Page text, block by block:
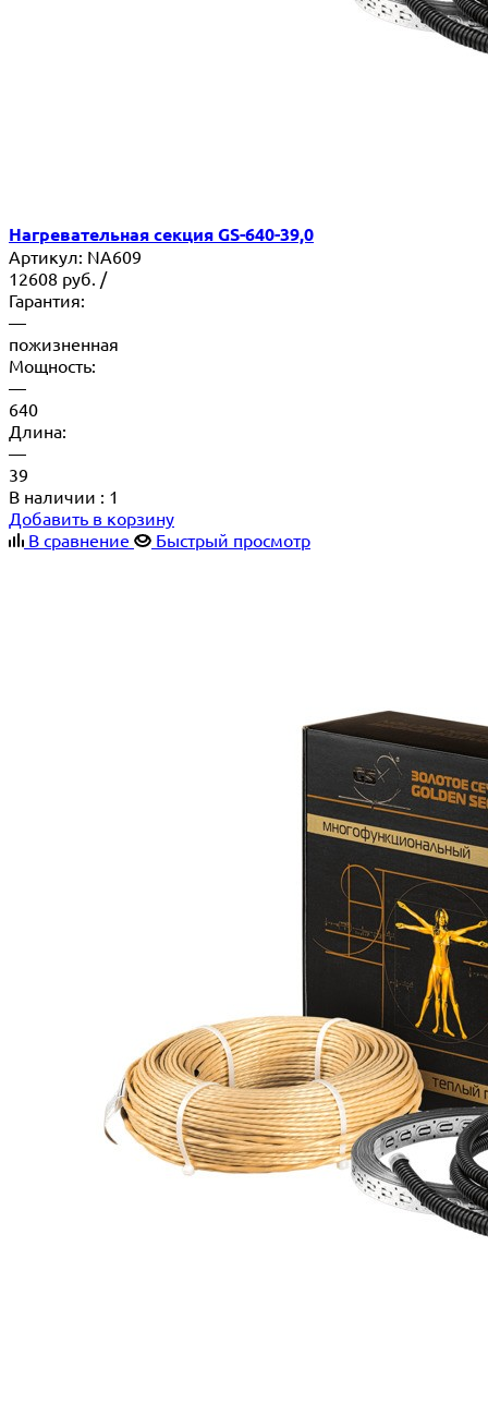
Нагревательная секция GS-640-39,0
Артикул: NA609
12608 руб. /
Гарантия:
—
пожизненная
Мощность:
—
640
Длина:
—
39
В наличии : 1
Добавить в корзину
В сравнение
Быстрый просмотр